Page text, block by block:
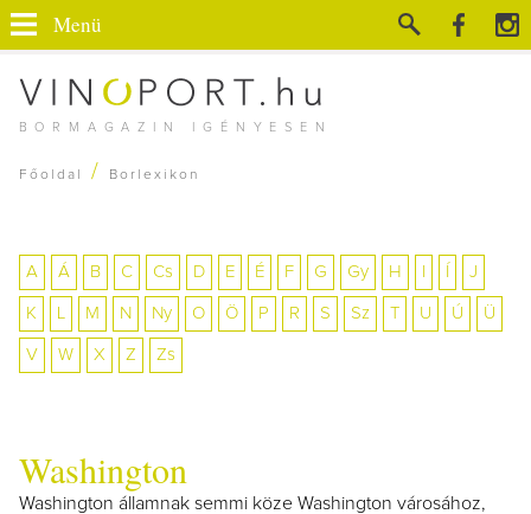
BORMAGAZIN IGÉNYESEN
Menü
Főoldal / Borlexikon
A Á B C Cs D E É F G Gy H J
K L M N Ny O Ö P R S Sz T U Ú Ü
V W X Z Zs
Washington
Washington államnak semmi köze Washington városához,